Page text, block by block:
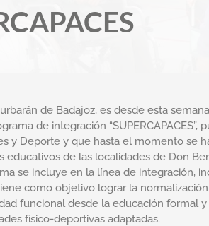
de Badajoz, es desde esta
de integración
y Deporte y que hasta el momento se
educativos de las localidades de Don
se incluye en la línea de integración,
como objetivo lograr la
funcional desde la educación formal
físico-deportivas adaptadas.